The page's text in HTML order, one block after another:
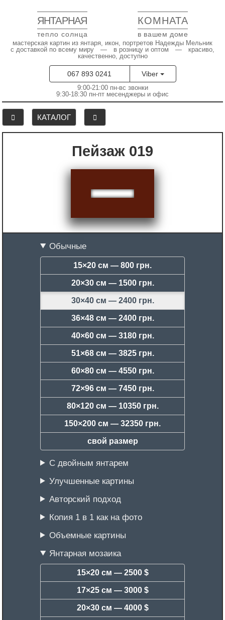
ЯНТАРНАЯ КОМНАТА
тепло солнца в вашем доме
мастерская картин из янтаря, икон, портретов Надежды Мельник
с доставкой по всему миру — в розницу и оптом — красиво,
качественно, доступно
067 893 0241 Viber
9:00-21:00 пн-вс звонки
9:30-18:30 пн-пт месенджеры и офис
КАТАЛОГ
Пейзаж 019
Обычные
15×20 см — 800 грн.
20×30 см — 1500 грн.
30×40 см — 2400 грн.
36×48 см — 2400 грн.
40×60 см — 3180 грн.
51×68 см — 3825 грн.
60×80 см — 4550 грн.
72×96 см — 7450 грн.
80×120 см — 10350 грн.
150×200 см — 32350 грн.
свой размер
С двойным янтарем
Улучшенные картины
Авторский подход
Копия 1 в 1 как на фото
Объемные картины
Янтарная мозаика
15×20 см — 2500 $
17×25 см — 3000 $
20×30 см — 4000 $